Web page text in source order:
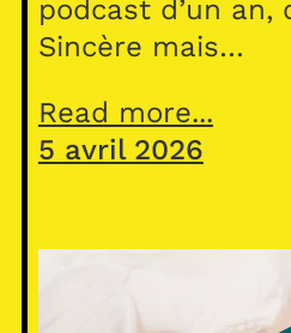
podcast d’un an,
Sincère mais…
Read more...
5 avril 2026